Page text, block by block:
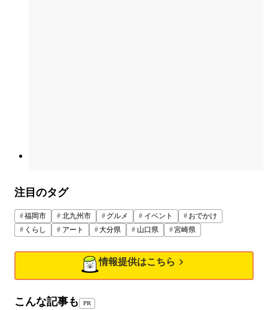
注目のタグ
福岡市 北九州市 グルメ イベント
おでかけ
くらし
アート 大分県 山口県 宮崎県
情報提供はこちら
こんな記事も PR